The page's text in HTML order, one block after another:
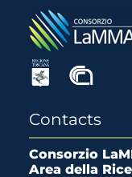
Contacts
Consorzio
Area della